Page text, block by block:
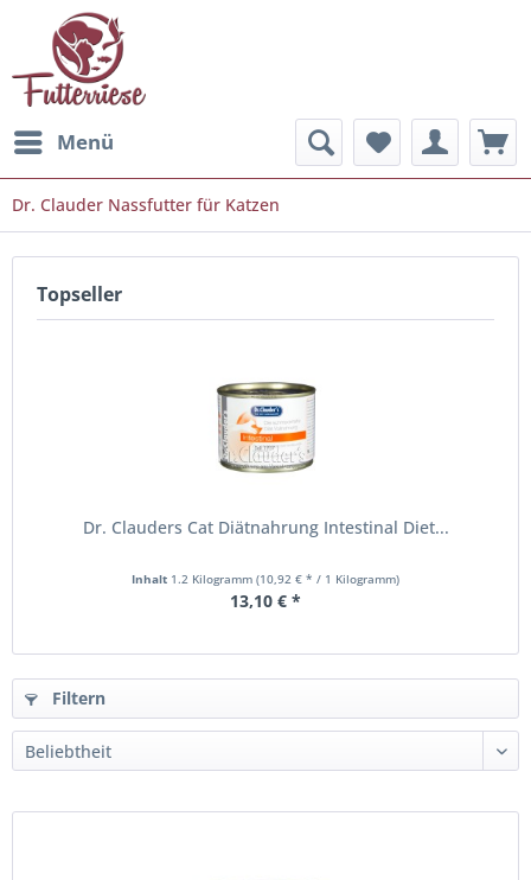
Menü
Dr. Clauder Nassfutter für Katzen
Topseller
Dr. Clauders Cat Diätnahrung Intestinal Diet...
Inhalt 1.2 Kilogramm (10,92 € * / 1 Kilogramm)
13,10 € *
Filtern